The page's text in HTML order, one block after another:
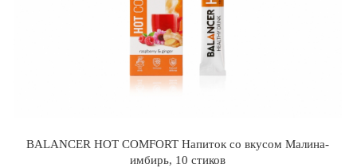
BALANCER HOT COMFORT Напиток со вкусом Малина-
имбирь, 10 стиков